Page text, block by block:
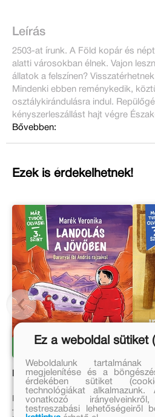
Leírás
2503-at írunk. A Föld kopár és
alatti városokban élnek. Vajon
állatok a felszínen?
Mindenki ebben reménykedik,
osztálykirándulásra indul.
kényszerleszállást hajt végre
Bővebben:
Ezek is érdekelhetnek!
Landolás a jövőben
Marék Veronika
Ez a weboldal sütiket
Weboldalunk
megjelenítése és a
érdekében sütiket
technológiákat
vonatkozó
testreszabási lehetőségeiről